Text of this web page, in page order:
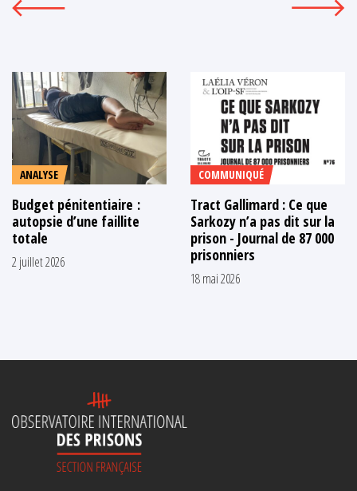
ANALYSE
Budget pénitentiaire :
autopsie d’une faillite
totale
2 juillet 2026
COMMUNIQUÉ
Tract Gallimard : Ce que
Sarkozy n’a pas dit sur la
prison - Journal de 87 000
prisonniers
18 mai 2026